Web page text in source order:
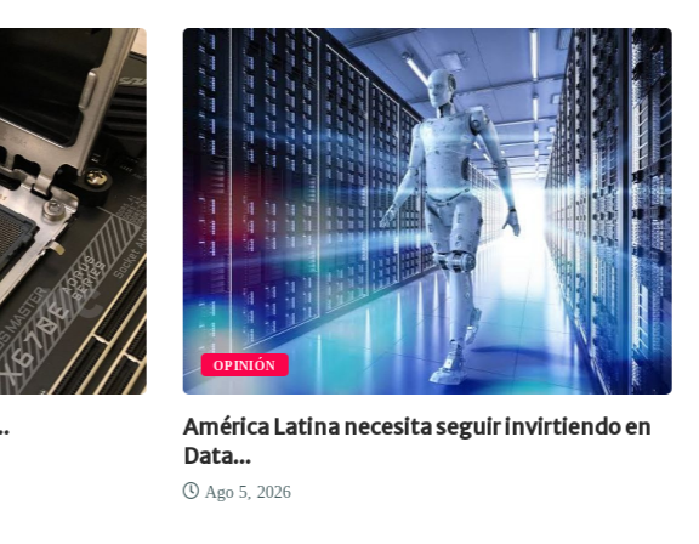
OPINIÓN
América Latina necesita seguir invirtiendo en
Data...
Ago 5, 2026
El